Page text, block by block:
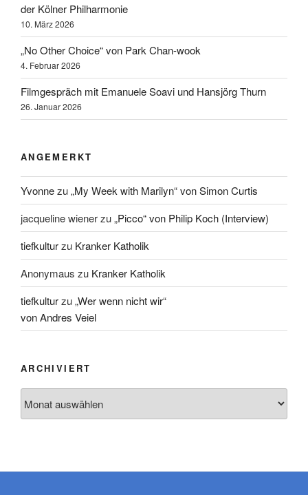
der Kölner Philharmonie
10. März 2026
„No Other Choice“ von Park Chan-wook
4. Februar 2026
Filmgespräch mit Emanuele Soavi und Hansjörg Thurn
26. Januar 2026
ANGEMERKT
Yvonnezu„My Week with Marilyn“ von Simon Curtis
jacqueline wienerzu„Picco“ von Philip Koch (Interview)
tiefkulturzu Kranker Katholik
Anonymaus zu Kranker Katholik
tiefkulturzu„Wer wenn nicht wir“
von Andres Veiel
ARCHIVIERT